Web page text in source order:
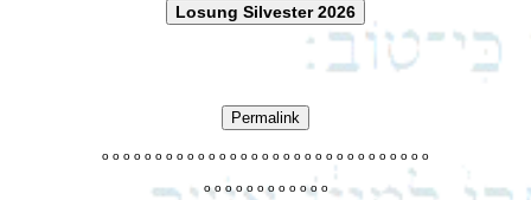
Losung Silvester 2026
Permalink
o o o o o o o o o o o o o o o o o o o o o o o o o o o o o o o
o o o o o o o o o o o o